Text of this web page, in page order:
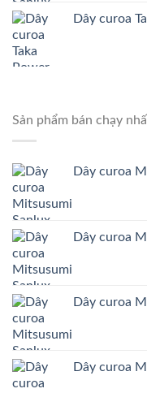
Dây curoa
Sản phẩm bán chạy
Dây curoa
Dây curoa
Dây curoa
Dây curoa